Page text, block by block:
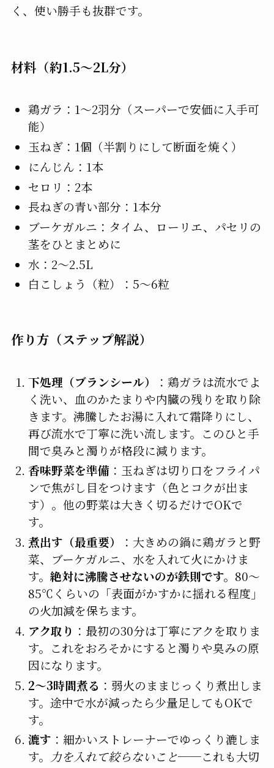
く、使い勝手も抜群です。
材料（約1.5〜2L分）
鶏ガラ：1〜2羽分（スーパーで安価に入手可
能）
玉ねぎ：1個（半割りにして断面を焼く）
にんじん：1本
セロリ：2本
長ねぎの青い部分：1本分
ブーケガルニ：タイム、ローリエ、パセリの
茎をひとまとめに
水：2〜2.5L
白こしょう（粒）：5〜6粒
作り方（ステップ解説）
下処理（ブランシール）
：鶏ガラは流水でよ
く洗い、血のかたまりや内臓の残りを取り除
きます。沸騰したお湯に入れて霜降りにし、
再び流水で丁寧に洗い流します。このひと手
間で臭みと濁りが格段に減ります。
香味野菜を準備 ：玉ねぎは切り口をフライパ
ンで焦がし目をつけます（色とコクが出ま
す）。他の野菜は大きく切るだけでOKで
す。
煮出す（最重要）
：大きめの鍋に鶏ガラと野
菜、ブーケガルニ、水を入れて火にかけま
す。絶対に沸騰させないのが鉄則です。 80〜
85℃くらいの「表面がかすかに揺れる程度」
の火加減を保ちます。
アク取り ：最初の30分は丁寧にアクを取りま
す。これをおろそかにすると濁りや臭みの原
因になります。
2〜3時間煮る ：弱火のままじっくり煮出しま
す。途中で水が減ったら少量足してもOKで
す。
漉す ：細かいストレーナーでゆっくり漉しま
す。 力を入れて絞らないこと──これも大切